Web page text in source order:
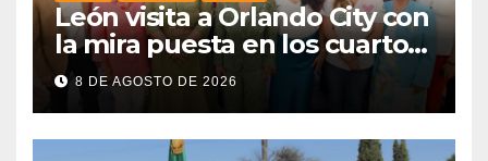
León visita a Orlando City con
la mira puesta en los cuartos
de final
8 DE AGOSTO DE 2026